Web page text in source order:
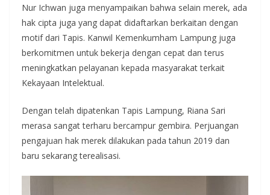
Nur Ichwan juga menyampaikan bahwa selain merek, ada
hak cipta juga yang dapat didaftarkan berkaitan dengan
motif dari Tapis. Kanwil Kemenkumham Lampung juga
berkomitmen untuk bekerja dengan cepat dan terus
meningkatkan pelayanan kepada masyarakat terkait
Kekayaan Intelektual.
Dengan telah dipatenkan Tapis Lampung, Riana Sari
merasa sangat terharu bercampur gembira. Perjuangan
pengajuan hak merek dilakukan pada tahun 2019 dan
baru sekarang terealisasi.